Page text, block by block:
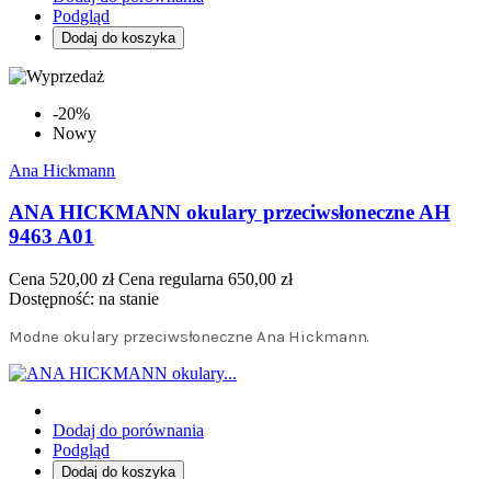
Podgląd
Dodaj do koszyka
-20%
Nowy
Ana Hickmann
ANA HICKMANN okulary przeciwsłoneczne AH
9463 A01
Cena 520,00 zł Cena regularna 650,00 zł
Dostępność: na stanie
Modne okulary przeciwsłoneczne Ana Hickmann.
Dodaj do porównania
Podgląd
Dodaj do koszyka